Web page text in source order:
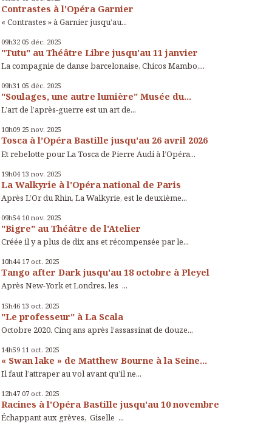
Contrastes à l'Opéra Garnier
« Contrastes » à Garnier jusqu’au...
09h32 05 déc. 2025
"Tutu" au Théâtre Libre jusqu'au 11 janvier
La compagnie de danse barcelonaise, Chicos Mambo,...
09h31 05 déc. 2025
"Soulages, une autre lumière" Musée du...
L’art de l’après-guerre est un art de...
10h09 25 nov. 2025
Tosca à l’Opéra Bastille jusqu'au 26 avril 2026
Et rebelotte pour La Tosca de Pierre Audi à l’Opéra...
19h04 13 nov. 2025
La Walkyrie à l'Opéra national de Paris
Après L’Or du Rhin, La Walkyrie, est le deuxième...
09h54 10 nov. 2025
"Bigre" au Théâtre de l'Atelier
Créée il y a plus de dix ans et récompensée par le...
10h44 17 oct. 2025
Tango after Dark jusqu'au 18 octobre à Pleyel
Après New-York et Londres, les ...
15h46 13 oct. 2025
"Le professeur" à La Scala
Octobre 2020. Cinq ans après l’assassinat de douze...
14h59 11 oct. 2025
« Swan lake » de Matthew Bourne à la Seine...
Il faut l’attraper au vol avant qu’il ne...
12h47 07 oct. 2025
Racines à l'Opéra Bastille jusqu'au 10 novembre
Échappant aux grèves, Giselle ...